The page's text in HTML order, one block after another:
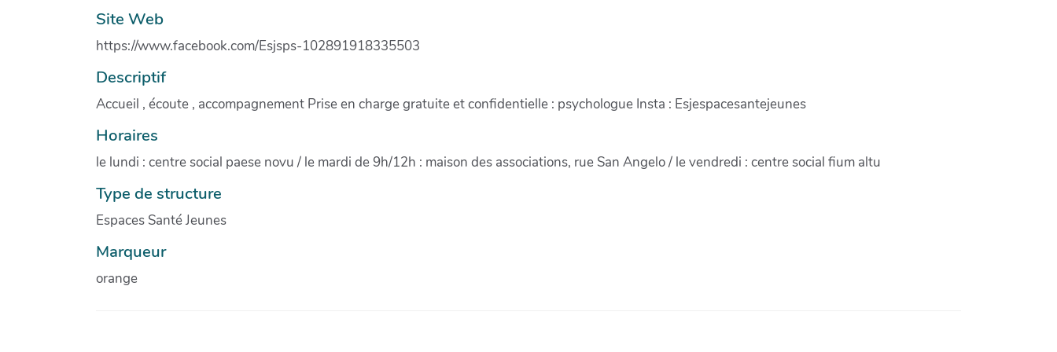
Site Web
https://www.facebook.com/Esjsps-102891918335503
Descriptif
Accueil , écoute , accompagnement Prise en charge gratuite et confidentielle : psychologue Insta : Esjespacesantejeunes
Horaires
le lundi : centre social paese novu / le mardi de 9h/12h : maison des associations, rue San Angelo / le vendredi : centre social fium altu
Type de structure
Espaces Santé Jeunes
Marqueur
orange